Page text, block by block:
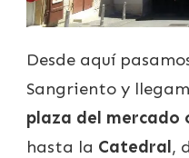
Desde aquí
Sangriento y
plaza del mercado
hasta la Catedral,